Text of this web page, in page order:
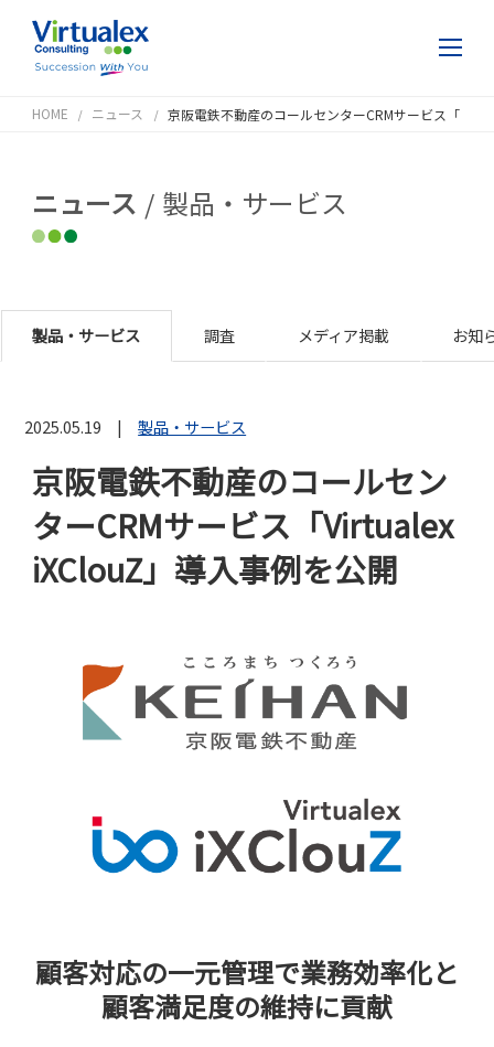
HOME ニュース 京阪電鉄不動産のコールセンターCRMサービス「Virtualex iXClouZ」導入事例を公開
ニュース 製品・サービス
製品・サービス 調査 メディア掲載 お知
2025.05.19 製品・サービス
京阪電鉄不動産のコールセン
ターCRMサービス「Virtualex
iXClouZ」導入事例を公開
顧客対応の一元管理で業務効率化と
顧客満足度の維持に貢献